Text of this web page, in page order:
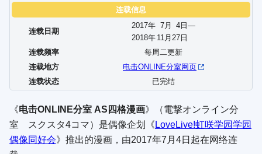
连载信息
连载日期
2017年 7月 4 日—
2018年 11月 27 日
连载频率
每周二更新
连载地方
电击ONLINE分室网页
连载状态
已完结
《电击ONLINE分室 AS四格漫画》（電撃オンライン分
室 スクスタ4コマ）是偶像企划《 LoveLive!虹咲学园学园
偶像同好会》推出的漫画，由2017年7月4日起在网络连